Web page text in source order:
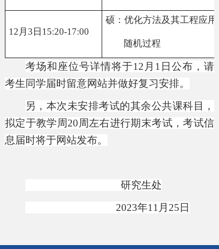
12月3日15:20-17:00
硕：优化方法及其工程应用
随机过程
考场和座位号详情将于12月1日 公布，请
考生同学届时留意网站并做好复习安排。
另，本次未安排考试的其余公共课科目，
拟定于教学周20周左右进行期末考试，考试信
息届时将于网站发布。
研究生处
2023年11月25日